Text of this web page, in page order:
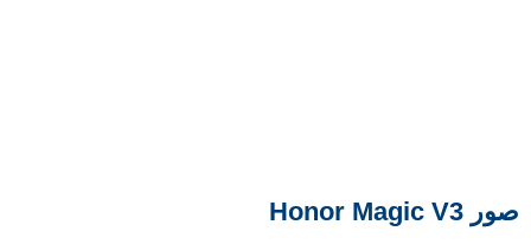
صور Honor Magic V3